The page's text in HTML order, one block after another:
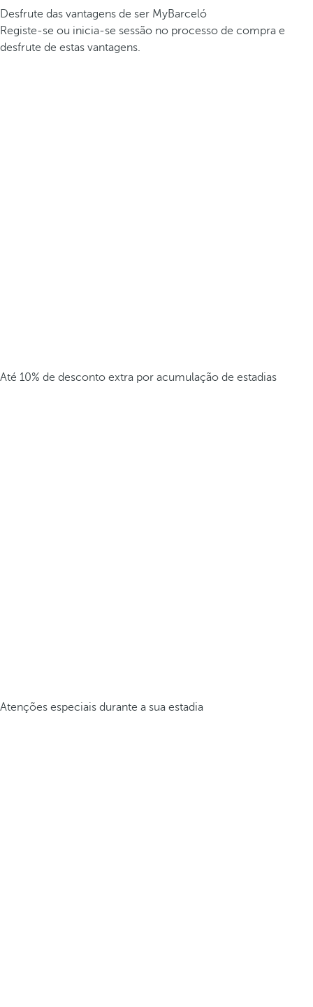
Desfrute das vantagens de ser MyBarceló
Registe-se ou inicia-se sessão no processo de compra e
desfrute de estas vantagens.
Até 10% de desconto extra por acumulação de estadias
Atenções especiais durante a sua estadia